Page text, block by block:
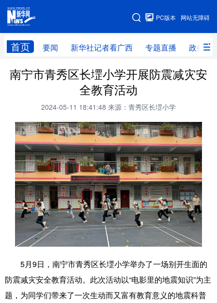
网站无障碍
PC版本
首页 要闻 新华社记者看广西 专题直播 政务信
网站地图
广西频道
新华社记者 专题直播
新华网导航
学习进行时 高层 时政 人事
国际 财经 网评 港澳
台湾 思客智库 全球连线 教育
科技 科普 体育 文化
图片 中央文件 金融 汽车
食品 人居 信息化 乡村振兴
南宁市青秀区长堽小学开展防震减灾安
全教育活动
2024-05-11 18:41:48 来源：青秀区长堽小学
5月9日，南宁市青秀区长堽小学举办了一场别开生面的
防震减灾安全教育活动。此次活动以“电影里的地震知识”为主
题，为同学们带来了一次生动而又富有教育意义的地震科普